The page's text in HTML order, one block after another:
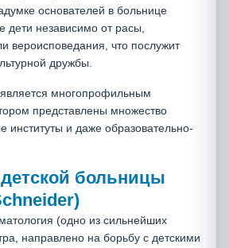
основателей в больнице
дети независимо от расы,
вероисповедания, что послужит
дружбы.
многопрофильным
представлены множество
институты и даже образовательно-
больницы
(одно из сильнейших
направлено на борьбу с детскими